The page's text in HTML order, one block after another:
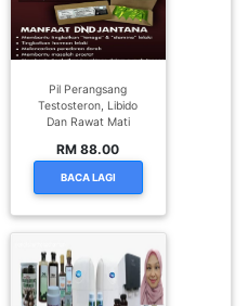
Pil Perangsang
Testosteron, Libido
Dan Rawat Mati
RM 88.00
BACA LAGI